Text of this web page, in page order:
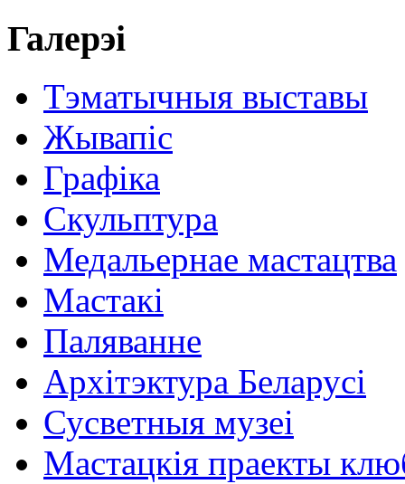
Галерэі
Тэматычныя выставы
Жывапіс
Графіка
Скульптура
Медальернае мастацтва
Мастакі
Паляванне
Архітэктура Беларусі
Сусветныя музеі
Мастацкія праекты